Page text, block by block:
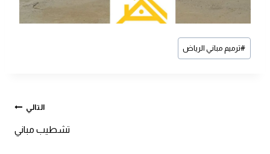
وسوم
المقال:
#ترميم مباني الرياض
التالي
تشطيب مباني